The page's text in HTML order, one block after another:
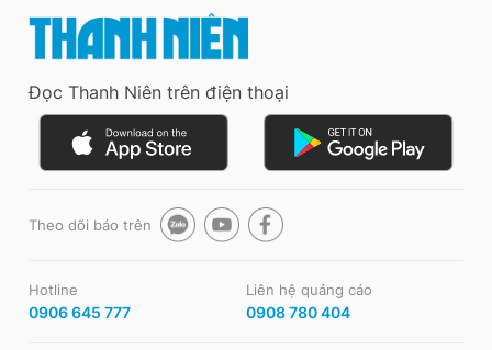
Đọc Thanh Niên trên điện thoại
Theo dõi báo trên
Hotline
0906 645 777
Liên hệ quảng cáo
0908 780 404